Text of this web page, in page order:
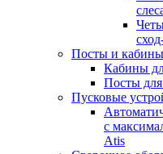
Посты и кабины
Кабины
Посты для
Пусковые
с
Atis